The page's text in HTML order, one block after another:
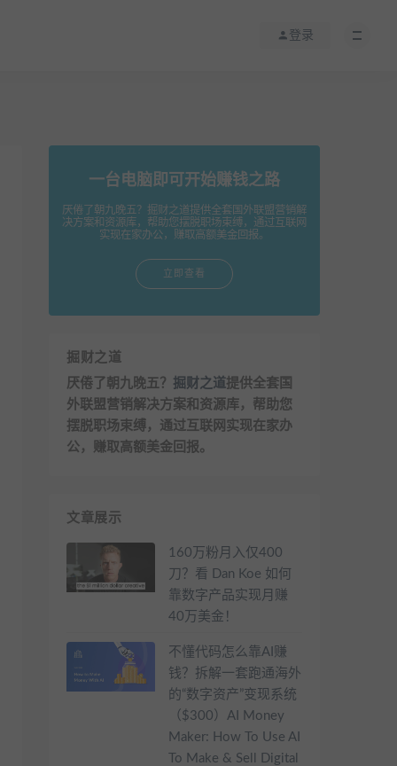
登录
一台电脑即可开始赚钱之路
厌倦了朝九晚五？掘财之道提供全套国外联盟营销解
决方案和资源库，帮助您摆脱职场束缚，通过互联网
实现在家办公，赚取高额美金回报。
立即查看
掘财之道
厌倦了朝九晚五？ 掘财之道提供全套国
外联盟营销解决方案和资源库，帮助您
摆脱职场束缚，通过互联网实现在家办
公，赚取高额美金回报。
文章展示
160万粉月入仅400
刀？看 Dan Koe 如何
靠数字产品实现月赚
40万美金！
不懂代码怎么靠AI赚
钱？拆解一套跑通海外
的“数字资产”变现系统
（$300）AI Money
Maker: How To Use AI
To Make & Sell Digital